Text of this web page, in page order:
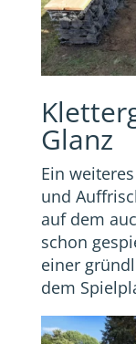
Glanz
Ein
und
auf dem
schon
einer
dem